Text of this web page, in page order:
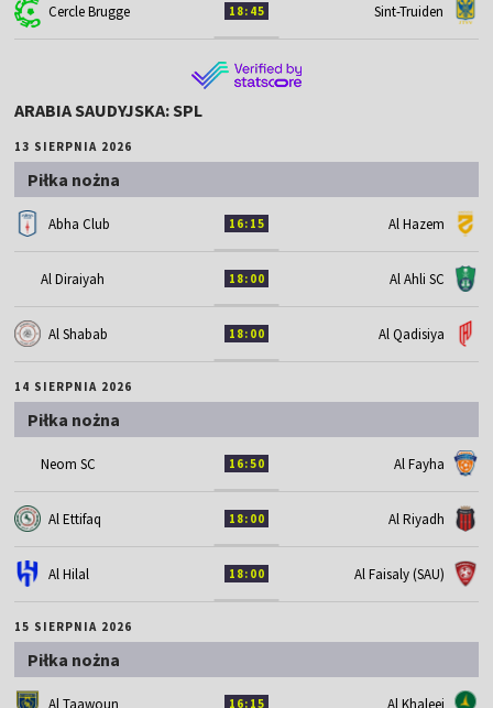
Cercle Brugge 18:45 Sint-Truiden
ARABIA SAUDYJSKA: SPL
13 SIERPNIA 2026
Piłka nożna
Abha Club 16:15 Al Hazem
Al Diraiyah 18:00 Al Ahli SC
Al Shabab 18:00 Al Qadisiya
14 SIERPNIA 2026
Piłka nożna
Neom SC 16:50 Al Fayha
Al Ettifaq 18:00 Al Riyadh
Al Hilal 18:00 Al Faisaly (SAU)
15 SIERPNIA 2026
Piłka nożna
Al Taawoun 16:15 Al Khaleej